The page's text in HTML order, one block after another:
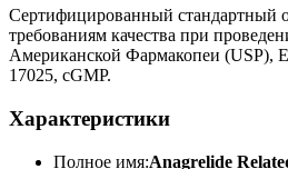
Сертифицированный стандартный
требованиям качества при
Американской Фармакопеи (USP),
17025, cGMP.
Характеристики
Полное имя:Anagrelide